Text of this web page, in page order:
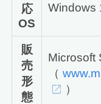
応
OS
Windows
販
売
形
態
Microsoft
（
）